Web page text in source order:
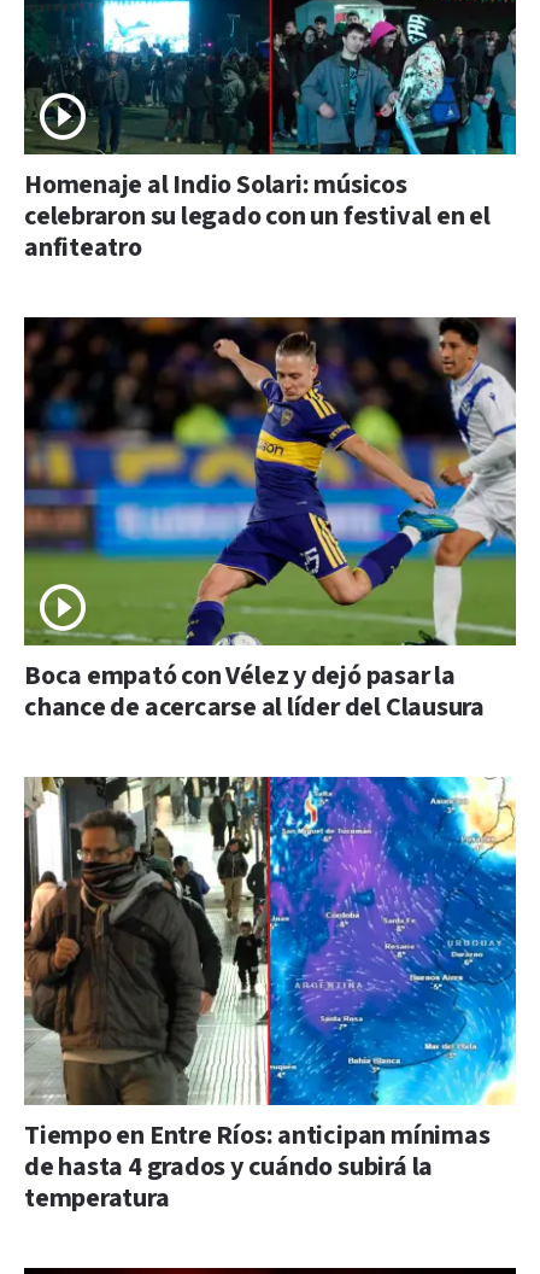
Homenaje al Indio Solari: músicos
celebraron su legado con un festival en el
anfiteatro
Boca empató con Vélez y dejó pasar la
chance de acercarse al líder del Clausura
Tiempo en Entre Ríos: anticipan mínimas
de hasta 4 grados y cuándo subirá la
temperatura